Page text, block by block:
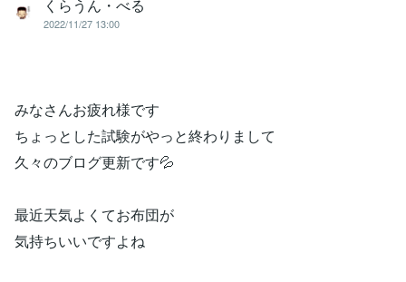
くらうん・べる
2022/11/27 13:00
みなさんお疲れ様です
ちょっとした試験がやっと終わりまして
久々のブログ更新です💦
最近天気よくてお布団が
気持ちいいですよね